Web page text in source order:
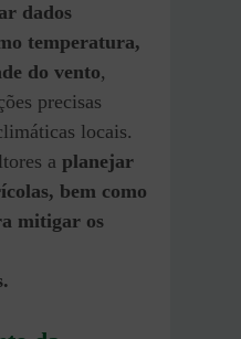
dados
temperatura,
do vento,
precisas
locais.
a planejar
bem como
mitigar os